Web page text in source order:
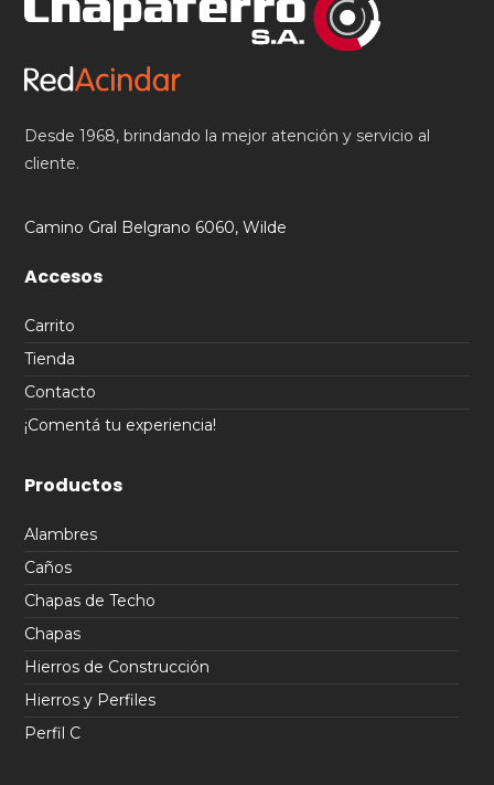
Desde 1968, brindando la mejor atención y servicio al
cliente.
Camino Gral Belgrano 6060, Wilde
Accesos
Carrito
Tienda
Contacto
¡Comentá tu experiencia!
Productos
Alambres
Caños
Chapas de Techo
Chapas
Hierros de Construcción
Hierros y Perfiles
Perfil C